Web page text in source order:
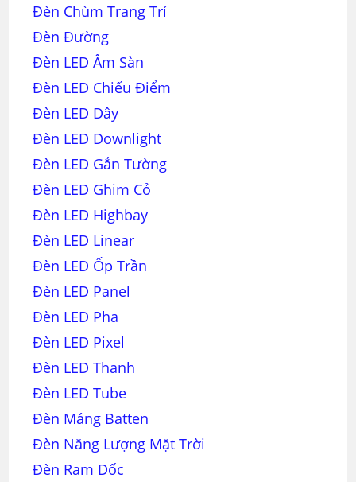
Đèn Chùm Trang Trí
Đèn Đường
Đèn LED Âm Sàn
Đèn LED Chiếu Điểm
Đèn LED Dây
Đèn LED Downlight
Đèn LED Gắn Tường
Đèn LED Ghim Cỏ
Đèn LED Highbay
Đèn LED Linear
Đèn LED Ốp Trần
Đèn LED Panel
Đèn LED Pha
Đèn LED Pixel
Đèn LED Thanh
Đèn LED Tube
Đèn Máng Batten
Đèn Năng Lượng Mặt Trời
Đèn Ram Dốc